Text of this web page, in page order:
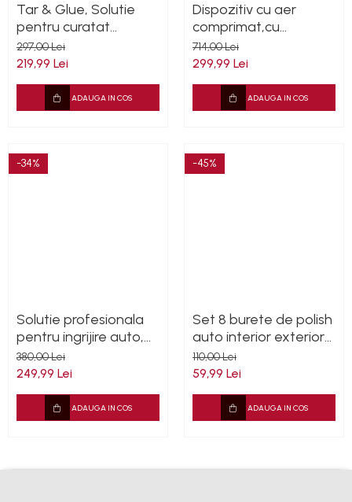
Tar & Glue, Solutie
pentru curatat
rezidurile de smoala,
lipici, cauciuc, ulei, 5L
297,00 Lei
219,99 Lei
ADAUGA IN COS
Dispozitiv cu aer
comprimat,cu
conexiune la aspirator,
cu duză rotativă din
714,00 Lei
299,99 Lei
ADAUGA IN COS
-34%
Solutie profesionala
pentru ingrijire auto,
Dressing interior auto,
5L
380,00 Lei
249,99 Lei
ADAUGA IN COS
-45%
Set 8 burete de polish
auto interior exterior
5"
110,00 Lei
59,99 Lei
ADAUGA IN COS